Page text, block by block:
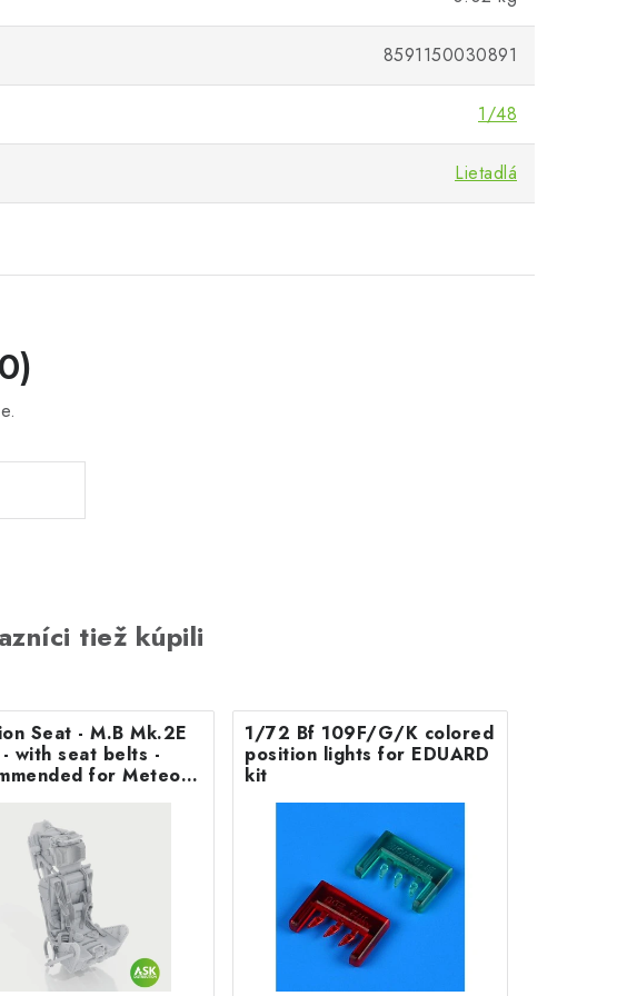
8591150030891
1/48
Lietadlá
tiež kúpili
Seat - M.B Mk.2E
for Meteor
1/72 Bf 109F/G/K colored
position lights for EDUARD
kit